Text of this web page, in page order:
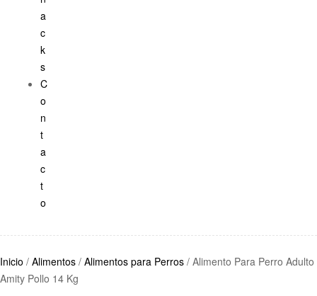
a
c
k
s
C
o
n
t
a
c
t
o
Inicio / Alimentos / Alimentos para Perros / Alimento Para Perro Adulto
Amity Pollo 14 Kg